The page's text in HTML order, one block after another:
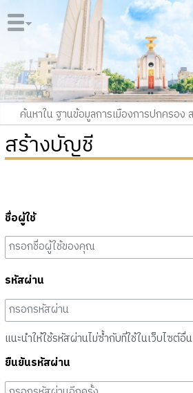
สร้างบัญชี
ชื่อผู้ใช้
รหัสผ่าน
แนะนำให้ใช้รหัสผ่านไม่ซ้ำกับที่ใช้ในเว็บไซต์อื่น
ยืนยันรหัสผ่าน